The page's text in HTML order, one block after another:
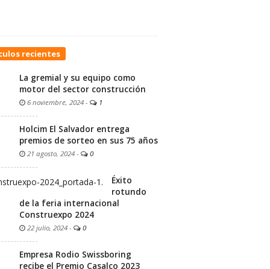
recientes
La gremial y su equipo como
motor del sector construcción
6 noviembre, 2024 - 1
Holcim El Salvador entrega
premios de sorteo en sus 75 años
21 agosto, 2024 - 0
Éxito
rotundo
de la feria internacional
Construexpo 2024
22 julio, 2024 - 0
Empresa Rodio Swissboring
recibe el Premio Casalco 2023